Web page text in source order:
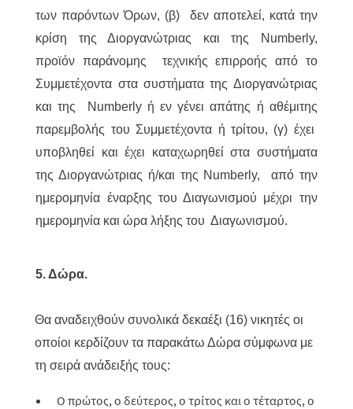
των παρόντων Όρων, (β) δεν αποτελεί, κατά την
κρίση της Διοργανώτριας και της Numberly,
προϊόν παράνομης τεχνικής επιρροής από το
Συμμετέχοντα στα συστήματα της Διοργανώτριας
και της Numberly ή εν γένει απάτης ή αθέμιτης
παρεμβολής του Συμμετέχοντα ή τρίτου, (γ) έχει
υποβληθεί και έχει καταχωρηθεί στα συστήματα
της Διοργανώτριας ή/και της Numberly, από την
ημερομηνία έναρξης του Διαγωνισμού μέχρι την
ημερομηνία και ώρα λήξης του Διαγωνισμού.
5. Δώρα.
Θα αναδειχθούν συνολικά δεκαέξι (16) νικητές οι
οποίοι κερδίζουν τα παρακάτω Δώρα σύμφωνα με
τη σειρά ανάδειξής τους:
Ο πρώτος, ο δεύτερος, ο τρίτος και ο τέταρτος, ο